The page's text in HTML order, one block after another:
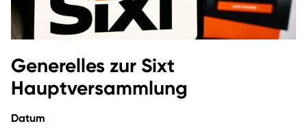
Generelles zur Sixt
Hauptversammlung
Datum